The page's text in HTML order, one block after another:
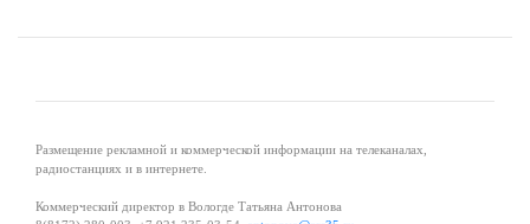
Размещение рекламной и коммерческой информации на телеканалах,
радиостанциях и в интернете.
Коммерческий директор в Вологде Татьяна Антонова